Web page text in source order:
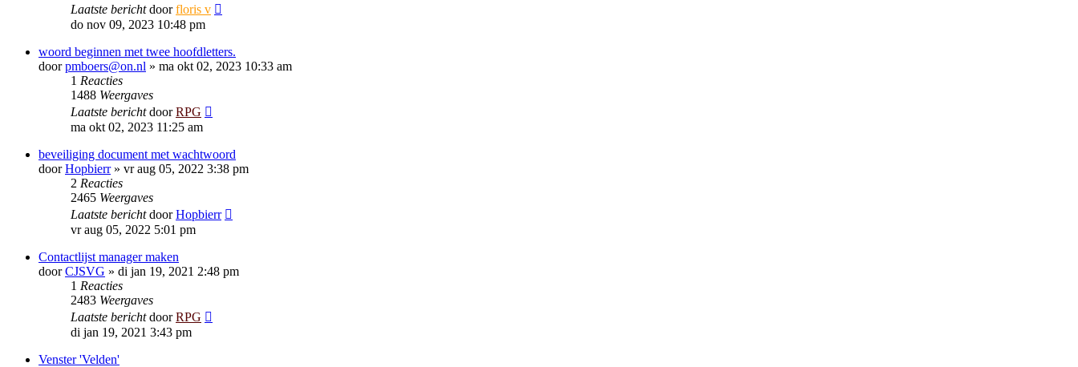
Laatste berichtdoorfloris v
do nov 09, 2023 10:48 pm
woord beginnen met twee hoofdletters.
doorpmboers@on.nl » ma okt 02, 2023 10:33 am
1 Reacties
1488 Weergaves
Laatste berichtdoorRPG
ma okt 02, 2023 11:25 am
beveiliging document met wachtwoord
doorHopbierr» vr aug 05, 2022 3:38 pm
2 Reacties
2465 Weergaves
Laatste berichtdoorHopbierr
vr aug 05, 2022 5:01 pm
Contactlijst manager maken
doorCJSVG » di jan 19, 2021 2:48 pm
1 Reacties
2483 Weergaves
Laatste berichtdoorRPG
di jan 19, 2021 3:43 pm
Venster 'Velden'